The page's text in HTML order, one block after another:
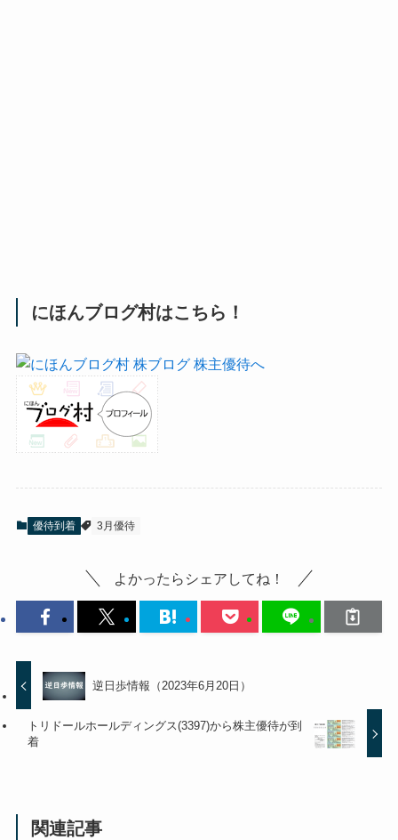
にほんブログ村はこちら！
優待到着 3月優待
よかったらシェアしてね！
逆日歩情報（2023年6月20日）
トリドールホールディングス(3397)から株主優待が到
着
関連記事